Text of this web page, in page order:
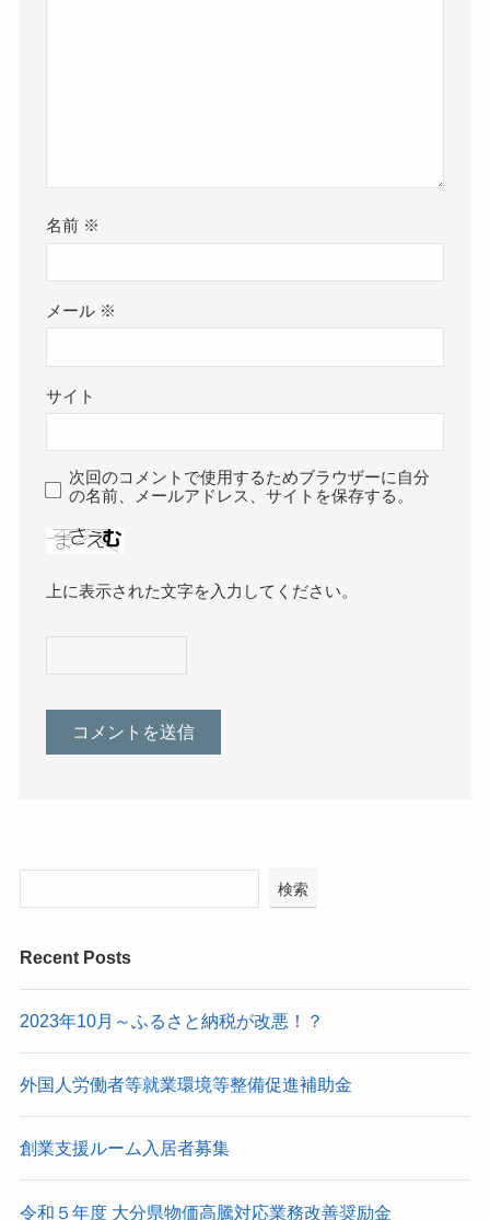
名前 ※
メール ※
サイト
次回のコメントで使用するためブラウザーに自分
の名前、メールアドレス、サイトを保存する。
上に表示された文字を入力してください。
検索
Recent Posts
2023年10月～ふるさと納税が改悪！？
外国人労働者等就業環境等整備促進補助金
創業支援ルーム入居者募集
令和５年度 大分県物価高騰対応業務改善奨励金